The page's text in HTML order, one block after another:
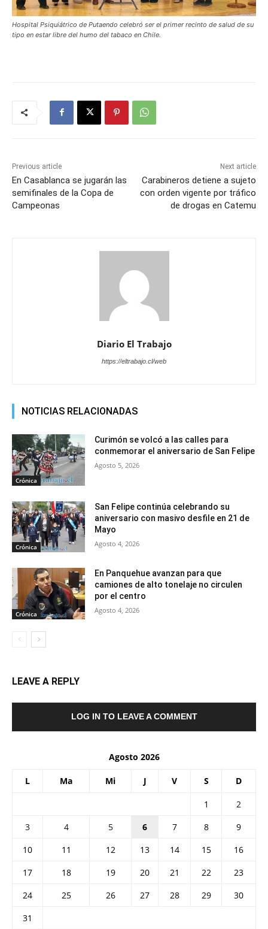
Hospital Psiquiátrico de Putaendo celebró ser el primer recinto de salud de su
tipo en estar libre del humo del tabaco en Chile.
Previous article
En Casablanca se jugarán las
semifinales de la Copa de
Campeonas
Next article
Carabineros detiene a sujeto
con orden vigente por tráfico
de drogas en Catemu
Diario El Trabajo
https://eltrabajo.cl/web
NOTICIAS RELACIONADAS
Crónica
Curimón se volcó a las calles para
conmemorar el aniversario de San Felipe
Agosto 5, 2026
Crónica
San Felipe continúa celebrando su
aniversario con masivo desfile en 21 de
Mayo
Agosto 4, 2026
Crónica
En Panquehue avanzan para que
camiones de alto tonelaje no circulen
por el centro
Agosto 4, 2026
LEAVE A REPLY
LOG IN TO LEAVE A COMMENT
Agosto 2026
L Ma Mi J V S D
1
2
3
4 5 6 7 8
9
10
11 12 13 14 15
16
17
18 19 20 21 22
23
24
25 26 27 28 29
30
31